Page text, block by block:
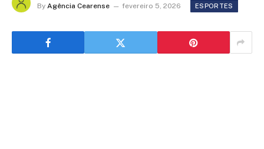
By Agência Cearense fevereiro 5, 2026 ESPORTES